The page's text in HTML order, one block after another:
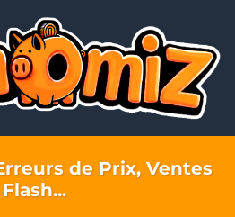
de Prix, Ventes
Flash...